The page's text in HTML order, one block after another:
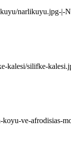
narlikuyu.jpg-|-
kalesi/silifke-
ve-afrodisias-